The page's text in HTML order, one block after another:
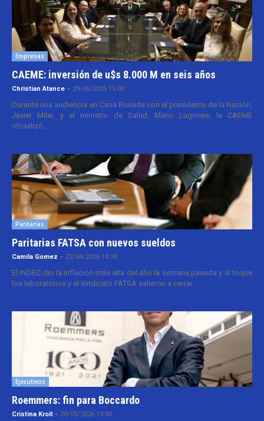
Empresas
CAEME: inversión de u$s 8.000 M en seis años
Christian Atance - 29/05/2026 15:00
Durante una audiencia en Casa Rosada con el presidente de la Nación,
Javier Milei, y el ministro de Salud, Mario Lugones, la CAEME
oficializó...
Paritarias
Paritarias FATSA con nuevos sueldos
Camila Gomez - 22/04/2026 14:30
El INDEC dio la inflación más alta del año la semana pasada y al toque
los laboratorios y el sindicato FATSA salieron a cerrar...
Ejecutivos
Roemmers: fin para Boccardo
Cristina Kroll - 20/05/2026 13:00